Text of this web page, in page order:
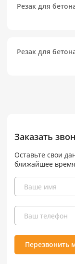
Резак для
Резак для
Заказать
Оставьте свои
ближайшее
Перезвонить